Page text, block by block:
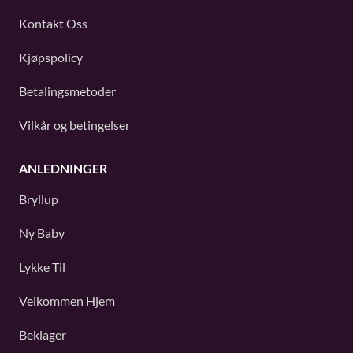
Kontakt Oss
Kjøpspolicy
Betalingsmetoder
Vilkår og betingelser
ANLEDNINGER
Bryllup
Ny Baby
Lykke Til
Velkommen Hjem
Beklager